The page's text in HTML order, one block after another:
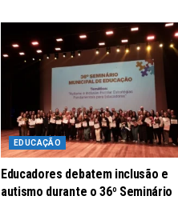
EDUCAÇÃO
Educadores debatem inclusão e
autismo durante o 36º Seminário